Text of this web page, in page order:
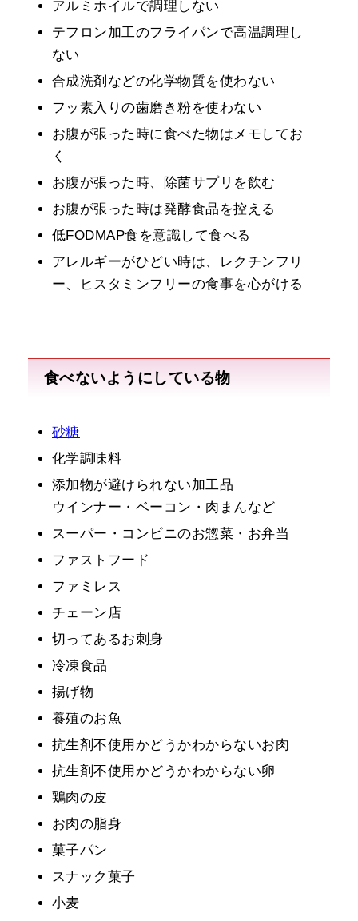
アルミホイルで調理しない
テフロン加工のフライパンで高温調理し
ない
合成洗剤などの化学物質を使わない
フッ素入りの歯磨き粉を使わない
お腹が張った時に食べた物はメモしてお
く
お腹が張った時、除菌サプリを飲む
お腹が張った時は発酵食品を控える
低FODMAP食を意識して食べる
アレルギーがひどい時は、レクチンフリ
ー、ヒスタミンフリーの食事を心がける
食べないようにしている物
砂糖
化学調味料
添加物が避けられない加工品
ウインナー・ベーコン・肉まんなど
スーパー・コンビニのお惣菜・お弁当
ファストフード
ファミレス
チェーン店
切ってあるお刺身
冷凍食品
揚げ物
養殖のお魚
抗生剤不使用かどうかわからないお肉
抗生剤不使用かどうかわからない卵
鶏肉の皮
お肉の脂身
菓子パン
スナック菓子
小麦